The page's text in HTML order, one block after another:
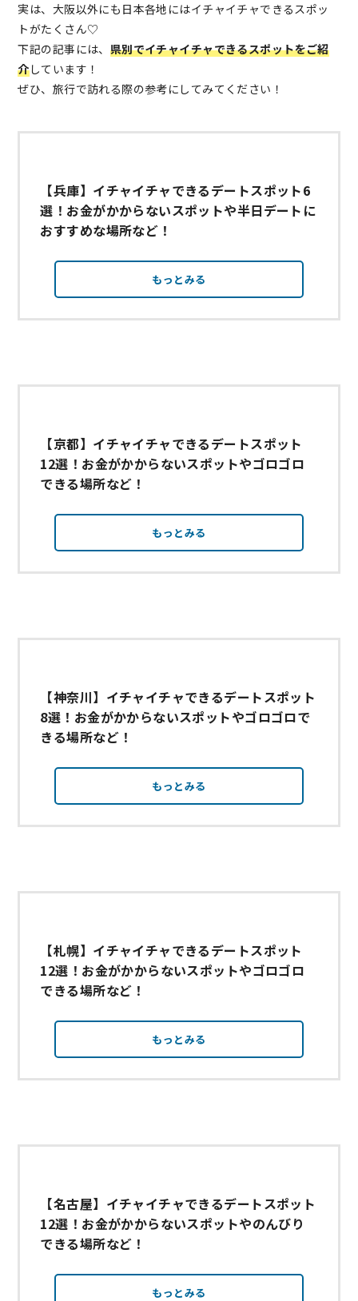
実は、大阪以外にも日本各地にはイチャイチャできるスポッ
トがたくさん♡
下記の記事には、 県別でイチャイチャできるスポットをご紹
介しています！
ぜひ、旅行で訪れる際の参考にしてみてください！
【兵庫】イチャイチャできるデートスポット6
選！お金がかからないスポットや半日デートに
おすすめな場所など！
もっとみる
【京都】イチャイチャできるデートスポット
12選！お金がかからないスポットやゴロゴロ
できる場所など！
もっとみる
【神奈川】イチャイチャできるデートスポット
8選！お金がかからないスポットやゴロゴロで
きる場所など！
もっとみる
【札幌】イチャイチャできるデートスポット
12選！お金がかからないスポットやゴロゴロ
できる場所など！
もっとみる
【名古屋】イチャイチャできるデートスポット
12選！お金がかからないスポットやのんびり
できる場所など！
もっとみる